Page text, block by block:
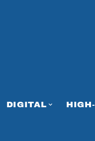
DIGITAL